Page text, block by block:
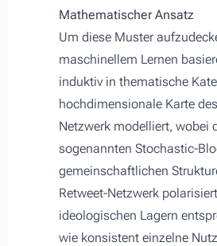
Mathematischer Ansatz
Um diese Muster
maschinellem Lernen
induktiv in thematische
hochdimensionale Karte
Netzwerk modelliert, wobei
sogenannten Stochastic-
gemeinschaftlichen
Retweet-Netzwerk
ideologischen Lagern
wie konsistent einzelne